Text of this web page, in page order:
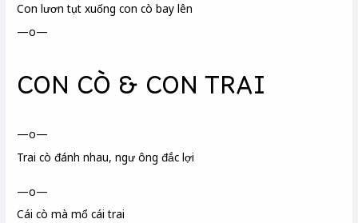
Con lươn tụt xuống con cò bay lên
—o—
CON CÒ & CON TRAI
—o—
Trai cò đánh nhau, ngư ông đắc lợi
—o—
Cái cò mà mổ cái trai